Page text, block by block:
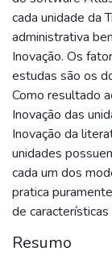
cada unidade da
administrativa
Inovação. Os
estudas são os
Como resultado
Inovação das
Inovação da
unidades
cada um dos
pratica
de
Resumo